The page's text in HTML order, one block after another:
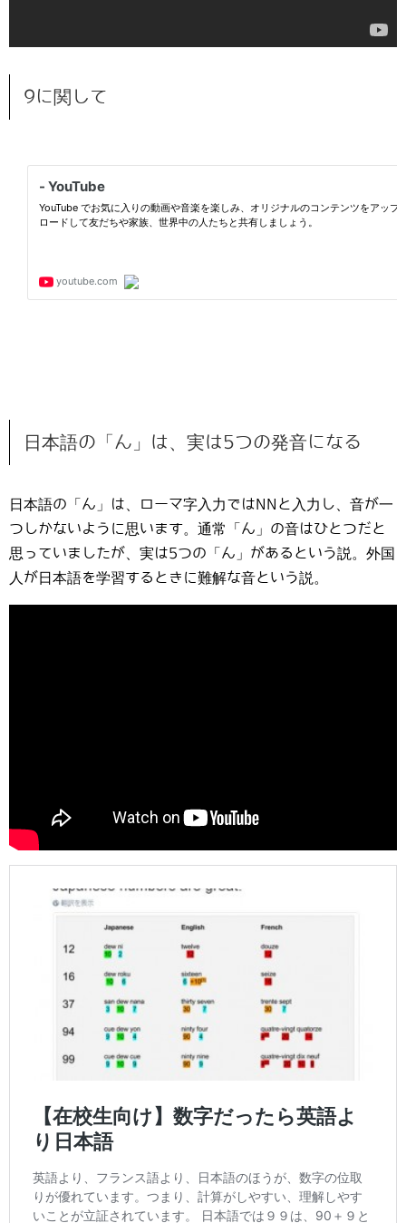
9に関して
日本語の「ん」は、実は5つの発音になる
日本語の「ん」は、ローマ字入力ではNNと入力し、音が一
つしかないように思います。通常「ん」の音はひとつだと
思っていましたが、実は5つの「ん」があるという説。外国
人が日本語を学習するときに難解な音という説。